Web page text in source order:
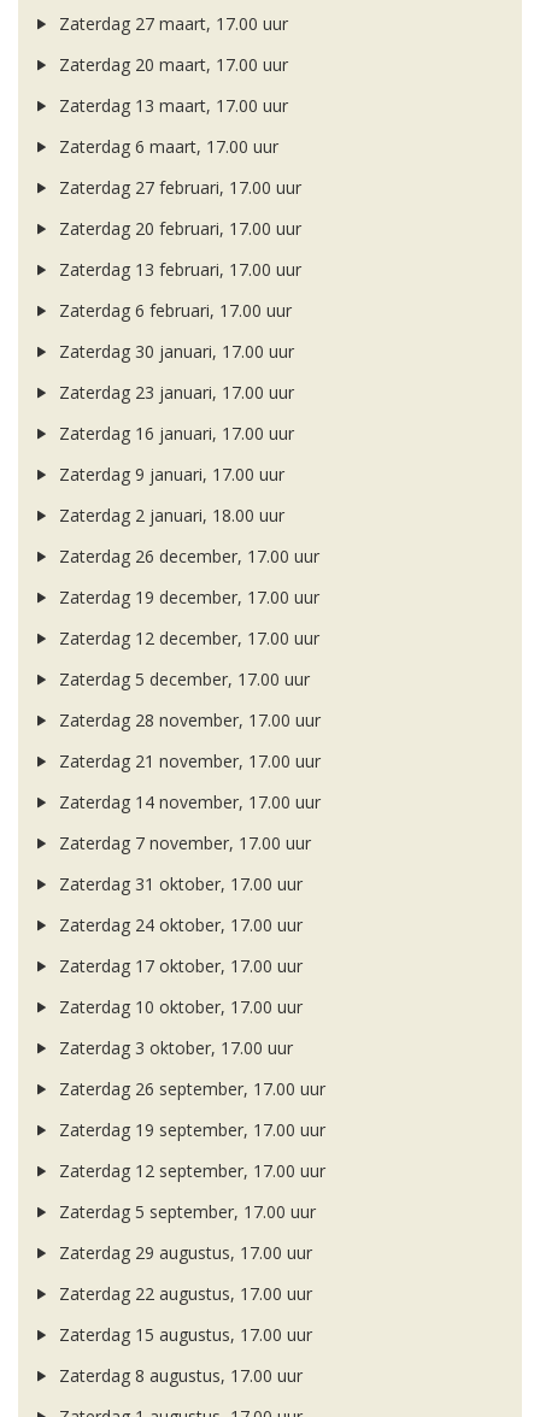
Zaterdag 27 maart, 17.00 uur
Zaterdag 20 maart, 17.00 uur
Zaterdag 13 maart, 17.00 uur
Zaterdag 6 maart, 17.00 uur
Zaterdag 27 februari, 17.00 uur
Zaterdag 20 februari, 17.00 uur
Zaterdag 13 februari, 17.00 uur
Zaterdag 6 februari, 17.00 uur
Zaterdag 30 januari, 17.00 uur
Zaterdag 23 januari, 17.00 uur
Zaterdag 16 januari, 17.00 uur
Zaterdag 9 januari, 17.00 uur
Zaterdag 2 januari, 18.00 uur
Zaterdag 26 december, 17.00 uur
Zaterdag 19 december, 17.00 uur
Zaterdag 12 december, 17.00 uur
Zaterdag 5 december, 17.00 uur
Zaterdag 28 november, 17.00 uur
Zaterdag 21 november, 17.00 uur
Zaterdag 14 november, 17.00 uur
Zaterdag 7 november, 17.00 uur
Zaterdag 31 oktober, 17.00 uur
Zaterdag 24 oktober, 17.00 uur
Zaterdag 17 oktober, 17.00 uur
Zaterdag 10 oktober, 17.00 uur
Zaterdag 3 oktober, 17.00 uur
Zaterdag 26 september, 17.00 uur
Zaterdag 19 september, 17.00 uur
Zaterdag 12 september, 17.00 uur
Zaterdag 5 september, 17.00 uur
Zaterdag 29 augustus, 17.00 uur
Zaterdag 22 augustus, 17.00 uur
Zaterdag 15 augustus, 17.00 uur
Zaterdag 8 augustus, 17.00 uur